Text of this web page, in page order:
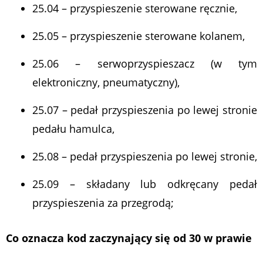
25.04 – przyspieszenie sterowane ręcznie,
25.05 – przyspieszenie sterowane kolanem,
25.06 – serwoprzyspieszacz (w tym
elektroniczny, pneumatyczny),
25.07 – pedał przyspieszenia po lewej stronie
pedału hamulca,
25.08 – pedał przyspieszenia po lewej stronie,
25.09 – składany lub odkręcany pedał
przyspieszenia za przegrodą;
Co oznacza kod zaczynający się od 30 w prawie